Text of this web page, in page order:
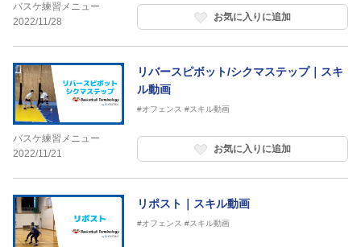
バスケ練習メニュー
2022/11/28
お気に入りに追加
バスケ練習メニュー
2022/11/21
リバースピボット/シクマステップ｜スキ
ル動画
#オフェンス #スキル動画
お気に入りに追加
リポスト｜スキル動画
#オフェンス #スキル動画